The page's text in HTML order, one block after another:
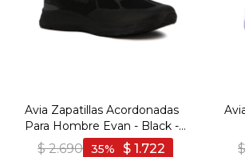
Avia Zapatillas Acordonadas
Para Hombre Evan - Black -
Negro-Negro
$ 2.690 $ 1.722
35